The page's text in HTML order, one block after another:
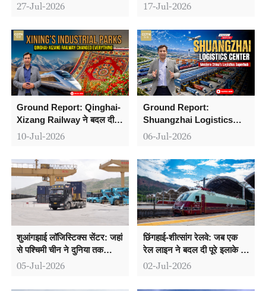
27-Jul-2026 17-Jul-2026
Ground Report: Qinghai-
Xizang Railway ने बदल दी
पूरे इलाके की तकदीर
10-Jul-2026
Ground Report:
Shuangzhai Logistics
Center से दुनिया तक कारोबार
06-Jul-2026
शुआंगझाई लॉजिस्टिक्स सेंटर: जहां
से पश्चिमी चीन ने दुनिया तक
अपना नया रास्ता बनाया
05-Jul-2026
छिंगहाई-शीत्सांग रेलवे: जब एक
रेल लाइन ने बदल दी पूरे इलाके की
तकदीर
02-Jul-2026